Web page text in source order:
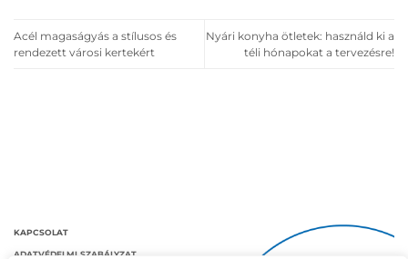
Acél magaságyás a stílusos és
rendezett városi kertekért
Nyári konyha ötletek: használd ki a
téli hónapokat a tervezésre!
KAPCSOLAT
ADATVÉDELMI SZABÁLYZAT